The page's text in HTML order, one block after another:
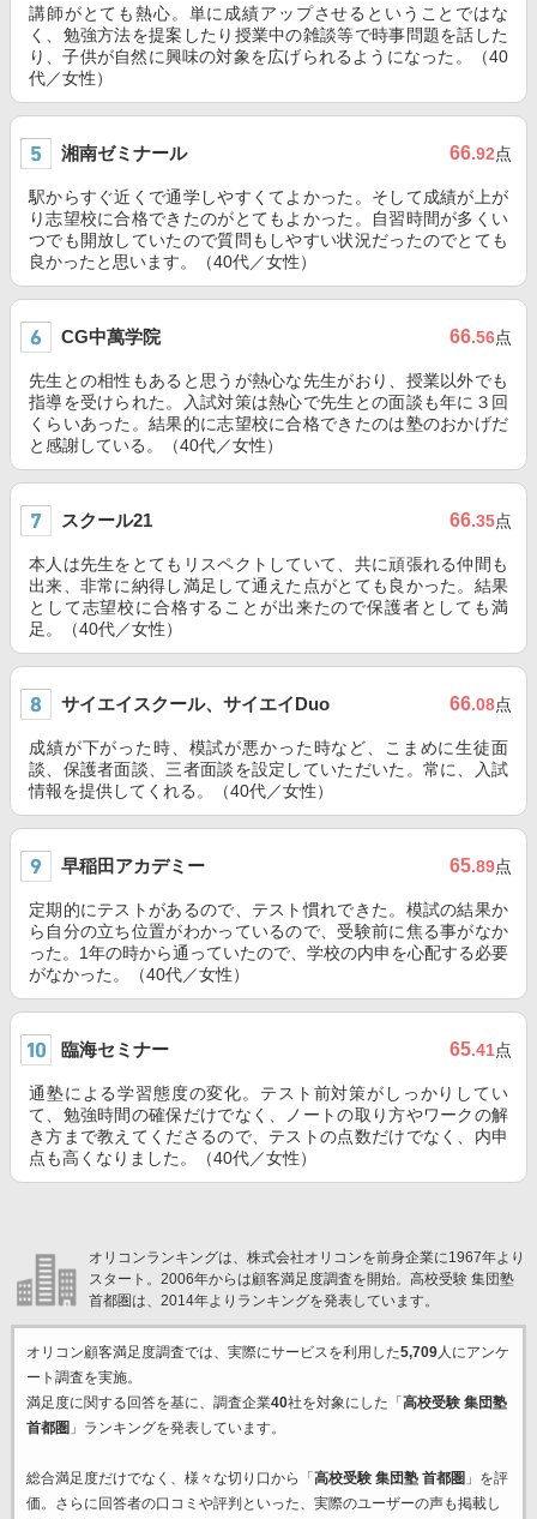
講師がとても熱心。単に成績アップさせるということではな
く、勉強方法を提案したり授業中の雑談等で時事問題を話した
り、子供が自然に興味の対象を広げられるようになった。（40
代／女性）
湘南ゼミナール 66.92点
駅からすぐ近くで通学しやすくてよかった。そして成績が上が
り志望校に合格できたのがとてもよかった。自習時間が多くい
つでも開放していたので質問もしやすい状況だったのでとても
良かったと思います。（40代／女性）
CG中萬学院 66.56点
先生との相性もあると思うが熱心な先生がおり、授業以外でも
指導を受けられた。入試対策は熱心で先生との面談も年に３回
くらいあった。結果的に志望校に合格できたのは塾のおかげだ
と感謝している。（40代／女性）
スクール21 66.35点
本人は先生をとてもリスペクトしていて、共に頑張れる仲間も
出来、非常に納得し満足して通えた点がとても良かった。結果
として志望校に合格することが出来たので保護者としても満
足。（40代／女性）
サイエイスクール、サイエイDuo 66.08点
成績が下がった時、模試が悪かった時など、こまめに生徒面
談、保護者面談、三者面談を設定していただいた。常に、入試
情報を提供してくれる。（40代／女性）
早稲田アカデミー 65.89点
定期的にテストがあるので、テスト慣れできた。模試の結果か
ら自分の立ち位置がわかっているので、受験前に焦る事がなか
った。1年の時から通っていたので、学校の内申を心配する必要
がなかった。（40代／女性）
臨海セミナー 65.41点
通塾による学習態度の変化。テスト前対策がしっかりしてい
て、勉強時間の確保だけでなく、ノートの取り方やワークの解
き方まで教えてくださるので、テストの点数だけでなく、内申
点も高くなりました。（40代／女性）
オリコンランキングは、株式会社オリコンを前身企業に1967年より
スタート。2006年からは顧客満足度調査を開始。高校受験 集団塾
首都圏は、2014年よりランキングを発表しています。
オリコン顧客満足度調査では、実際にサービスを利用した5,709人にアンケ
ート調査を実施。
満足度に関する回答を基に、調査企業40社を対象にした「 高校受験 集団塾
首都圏 」ランキングを発表しています。
総合満足度だけでなく、様々な切り口から「 高校受験 集団塾 首都圏 」を評
価。さらに回答者の口コミや評判といった、実際のユーザーの声も掲載し